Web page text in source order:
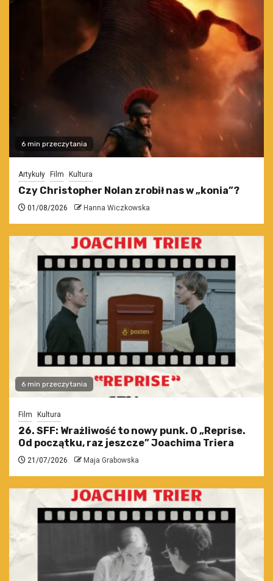
6 min przeczytania
Artykuły Film Kultura
Czy Christopher Nolan zrobił nas w „konia”?
01/08/2026 Hanna Wiczkowska
6 min przeczytania
Film Kultura
26. SFF: Wrażliwość to nowy punk. O „Reprise.
Od początku, raz jeszcze” Joachima Triera
21/07/2026 Maja Grabowska